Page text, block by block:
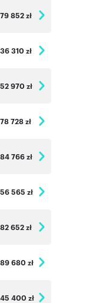
852 zł
310 zł
970 zł
728 zł
766 zł
565 zł
652 zł
680 zł
400 zł